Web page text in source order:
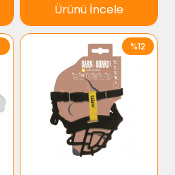
Ürünü İncele
%12